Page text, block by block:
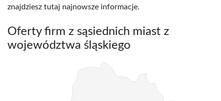
znajdziesz tutaj najnowsze informacje.
Oferty firm z sąsiednich miast z
województwa śląskiego